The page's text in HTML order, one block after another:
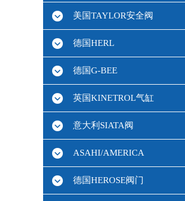
美国TAYLOR安全阀
德国HERL
德国G-BEE
英国KINETROL气缸
意大利SIATA阀
ASAHI/AMERICA
德国HEROSE阀门